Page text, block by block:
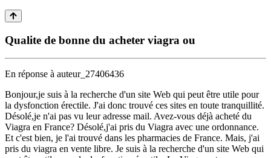
Qualite de bonne du acheter viagra ou
En réponse à auteur_27406436
Bonjour,je suis à la recherche d'un site Web qui peut être utile pour
la dysfonction érectile. J'ai donc trouvé ces sites en toute tranquillité.
Désolé,je n'ai pas vu leur adresse mail. Avez-vous déjà acheté du
Viagra en France? Désolé,j'ai pris du Viagra avec une ordonnance.
Et c'est bien, je l'ai trouvé dans les pharmacies de France. Mais, j'ai
pris du viagra en vente libre. Je suis à la recherche d'un site Web qui